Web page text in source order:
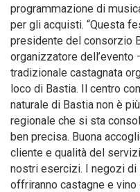
programmazione di
per gli acquisti. “Questa
presidente del consorzio
organizzatore dell’evento
tradizionale castagnata
loco di Bastia. Il centro
naturale di Bastia non è
regionale che si sta
ben precisa. Buona
cliente e qualità del
nostri esercizi. I negozi di
offriranno castagne e